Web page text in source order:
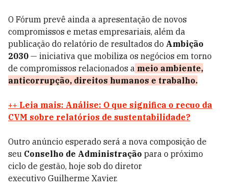
O Fórum prevê ainda a apresentação de novos
compromissos e metas empresariais, além da
publicação do relatório de resultados do Ambição
2030 — iniciativa que mobiliza os negócios em torno
de compromissos relacionados a meio ambiente,
anticorrupção, direitos humanos e trabalho.
++ Leia mais: Análise: O que significa o recuo da
CVM sobre relatórios de sustentabilidade?
Outro anúncio esperado será a nova composição de
seu Conselho de Administração para o próximo
ciclo de gestão, hoje sob do diretor
executivo Guilherme Xavier.